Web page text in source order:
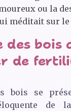
ou la
méditait sur
des bois
de
bois se
éloquente